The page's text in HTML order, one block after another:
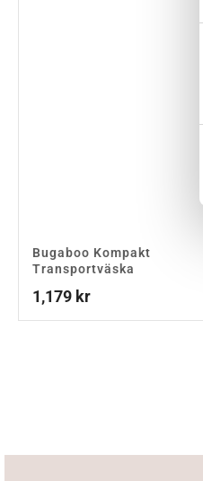
Bugaboo Kompakt
Transportväska
1,179 kr